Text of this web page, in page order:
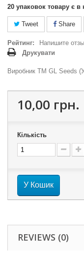
20 упаковок товару є в
Tweet Share
Рейтинг:
Напишите
Друкувати
Виробник ТМ GL Seeds
10,00 грн.
Кількість
У Кошик
REVIEWS (0)